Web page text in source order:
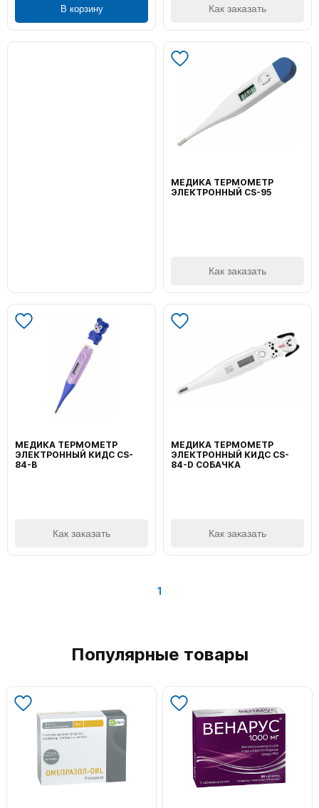
В корзину Как заказать
МЕДИКА ТЕРМОМЕТР
ЭЛЕКТРОННЫЙ CS-95
Как заказать
МЕДИКА ТЕРМОМЕТР
ЭЛЕКТРОННЫЙ КИДС CS-
84-B
Как заказать
МЕДИКА ТЕРМОМЕТР
ЭЛЕКТРОННЫЙ КИДС CS-
84-D СОБАЧКА
Как заказать
1
Популярные товары